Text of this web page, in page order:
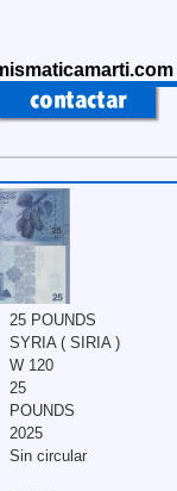
25 POUNDS
SYRIA ( SIRIA )
W 120
25
POUNDS
2025
Sin circular